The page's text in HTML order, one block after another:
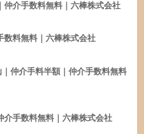
介手数料無料｜六棒株式会社
数料無料｜六棒株式会社
仲介手料半額｜仲介手数料無料
介手数料無料｜六棒株式会社